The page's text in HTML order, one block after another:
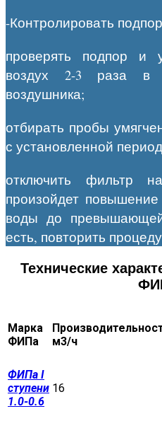
-Контролировать
проверять подпор и
воздух 2-3 раза
воздушника;
отбирать пробы
с установленной
отключить фильтр
произойдет
воды до
есть, повторить
Технические
Марка
ФИПа
м3/ч
ФИПа I
ступени
1.0-0.6
16